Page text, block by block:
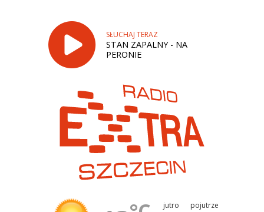
SŁUCHAJ TERAZ
STAN ZAPALNY - NA
PERONIE
jutro pojutrze